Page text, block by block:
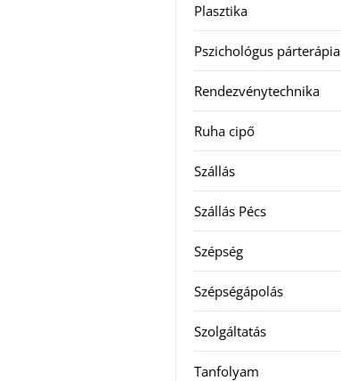
Plasztika
Pszichológus párterápia
Rendezvénytechnika
Ruha cipő
Szállás
Szállás Pécs
Szépség
Szépségápolás
Szolgáltatás
Tanfolyam